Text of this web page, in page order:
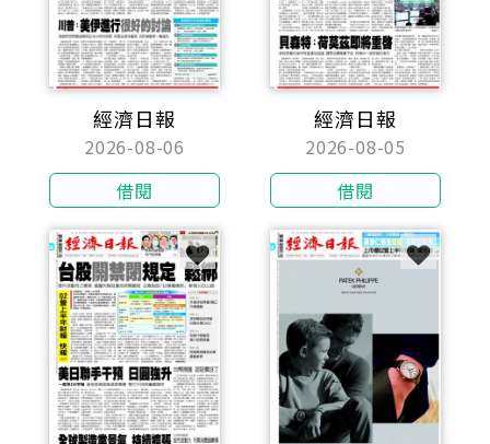
經濟日報
2026-08-06
借閱
經濟日報
2026-08-05
借閱